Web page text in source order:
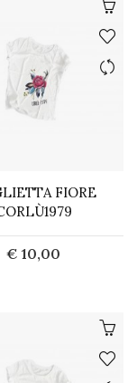
FIORE
€ 10,00